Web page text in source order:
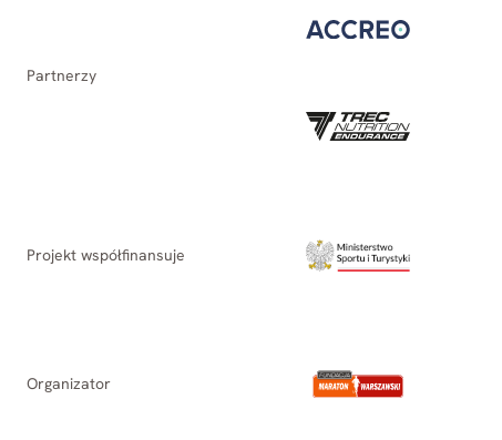
Partnerzy
Projekt współfinansuje
Organizator